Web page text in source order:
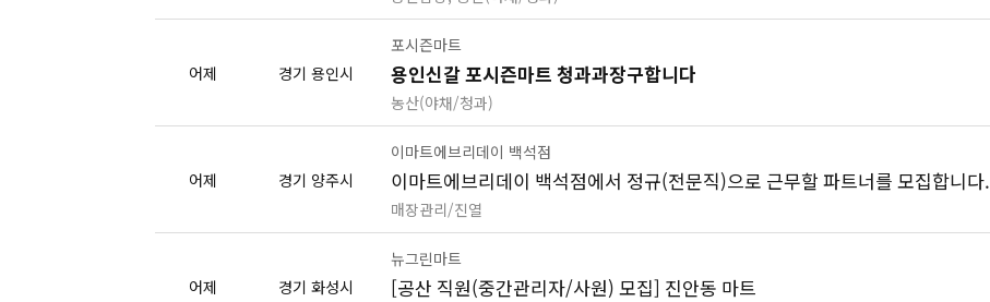
어제 경기 용인시
포시즌마트
용인신갈 포시즌마트 청과과장구합니다
농산(야채/청과)
어제 경기 양주시
이마트에브리데이 백석점
이마트에브리데이 백석점에서 정규(전문직)으로 근무할 파트너를 모집합니다.
매장관리/진열
어제 경기 화성시
뉴그린마트
[공산 직원(중간관리자/사원) 모집] 진안동 마트